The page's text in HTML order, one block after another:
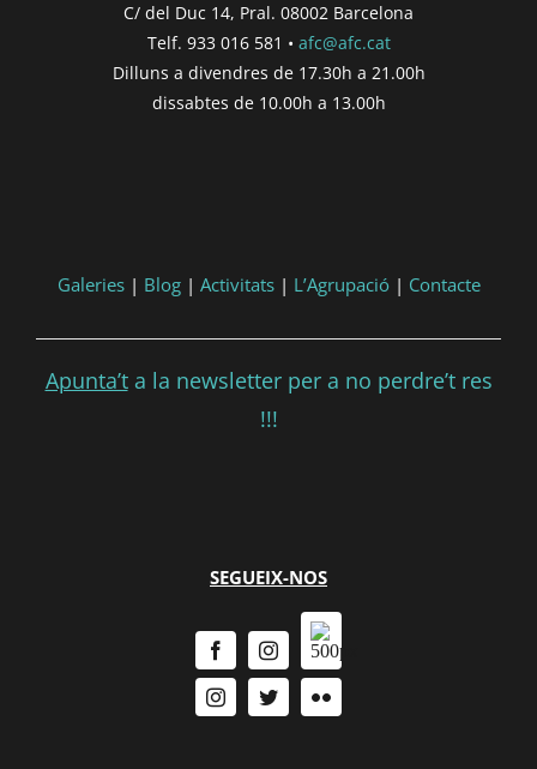
'DD/MM/YYYY') }}
Finalització de participació |{{
formatDate(post.end, 'YYYY-MM-DD',
'DD/MM/YYYY') }}
C/ del Duc 14, Pral. 08002 Barcelona
Telf. 933 016 581 • afc@afc.cat
Dilluns a divendres de 17.30h a 21.00h
dissabtes de 10.00h a 13.00h
Galeries| Blog| Activitats| L’Agrupació| Contacte
Apunta’ta la newsletter per a no perdre’t res
!!!
SEGUEIX-NOS